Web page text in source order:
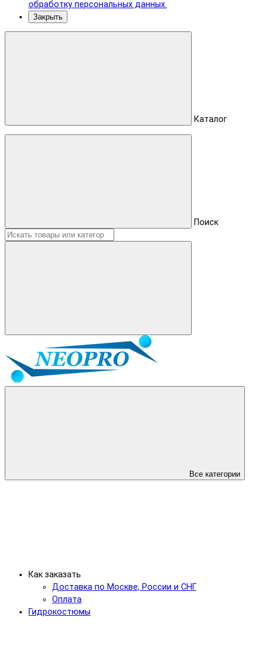
обработку персональных данных.
Закрыть
Каталог
Поиск
Все категории
Как заказать
Доставка по Москве, России и СНГ
Оплата
Гидрокостюмы